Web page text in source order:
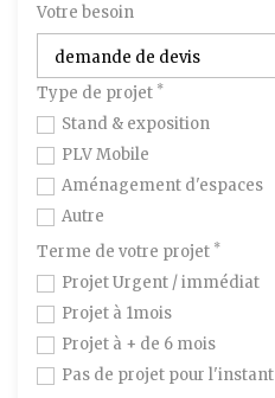
Votre besoin
Type de projet *
Stand & exposition
PLV Mobile
Aménagement d'espaces
Autre
Terme de votre projet *
Projet Urgent / immédiat
Projet à 1mois
Projet à + de 6 mois
Pas de projet pour l'instant